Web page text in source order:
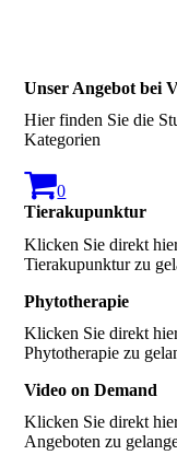
Unser Angebot bei
Hier finden Sie die
Kategorien
0
Tierakupunktur
Klicken Sie direkt
Tierakupunktur zu
Phytotherapie
Klicken Sie direkt
Phytotherapie zu
Video on Demand
Klicken Sie direkt
Angeboten zu